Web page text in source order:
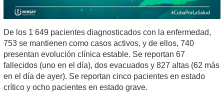
De los 1 649 pacientes diagnosticados con la enfermedad,
753 se mantienen como casos activos, y de ellos, 740
presentan evolución clínica estable. Se reportan 67
fallecidos (uno en el día), dos evacuados y 827 altas (62 más
en el día de ayer). Se reportan cinco pacientes en estado
crítico y ocho pacientes en estado grave.